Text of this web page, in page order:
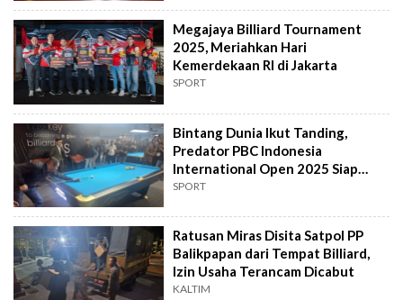
Megajaya Billiard Tournament
2025, Meriahkan Hari
Kemerdekaan RI di Jakarta
SPORT
Bintang Dunia Ikut Tanding,
Predator PBC Indonesia
International Open 2025 Siap
Digelar di Jakarta
SPORT
Ratusan Miras Disita Satpol PP
Balikpapan dari Tempat Billiard,
Izin Usaha Terancam Dicabut
KALTIM